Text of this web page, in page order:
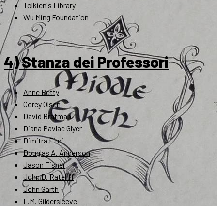
Tolkien's Library
Wu Ming Foundation
4) Stanza dei Professori
Anne Petty
Corey Olsen
David Bratman
Diana Pavlac Glyer
Dimitra Fimi
Douglas A. Anderson
Jason Fisher
John D. Rateliff
John Garth
L.M. Gildersleeve